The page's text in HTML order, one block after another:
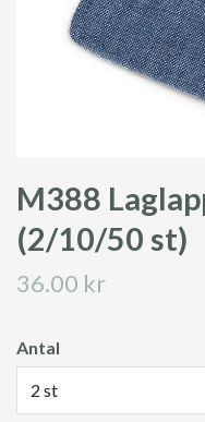
M388
(2/10/50 st)
36.00 kr
Antal
2 st